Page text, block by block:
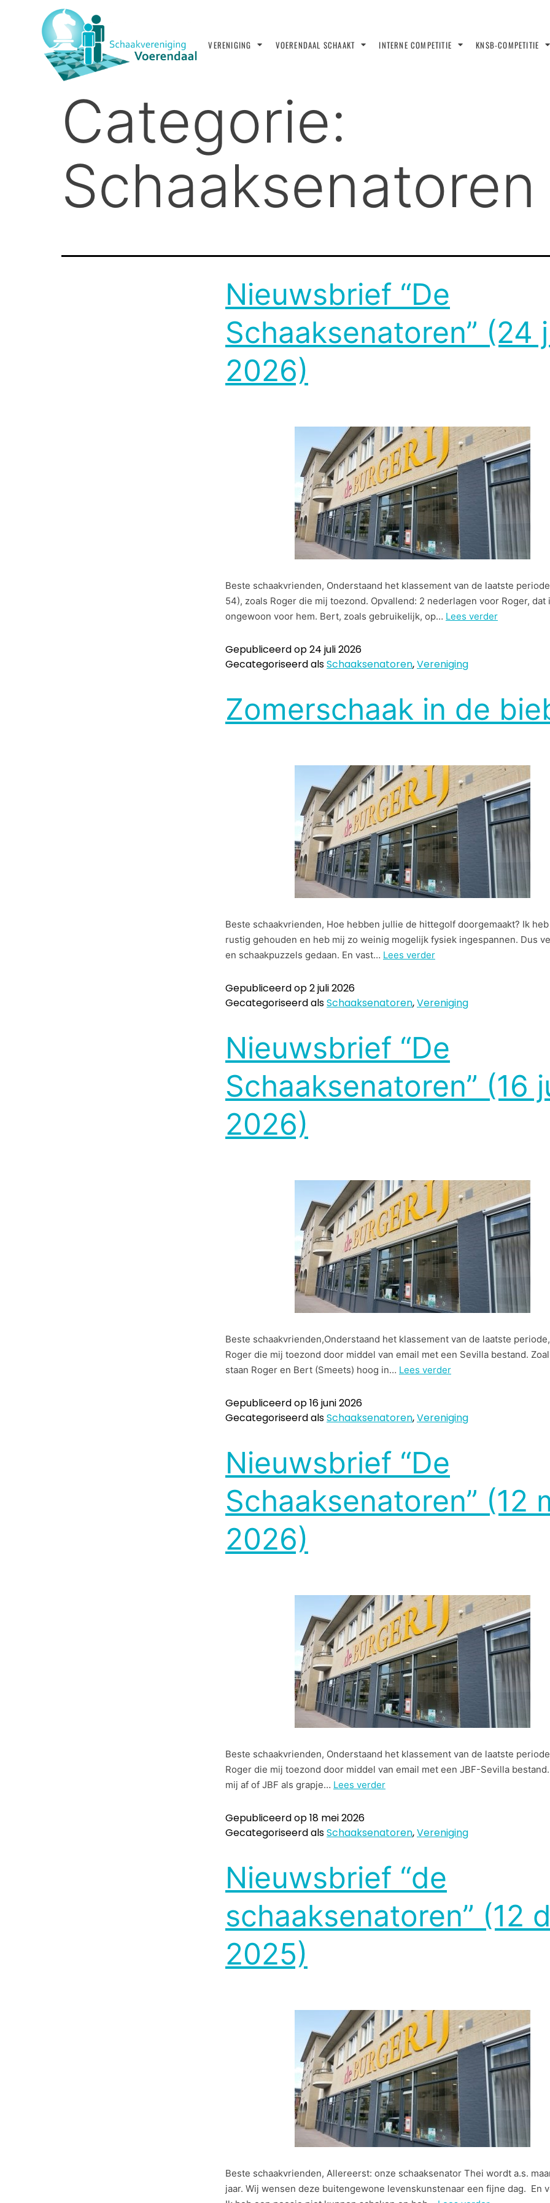
VERENIGING VOERENDAAL SCHAAKT INTERNE COMPETITIE KNSB-COMPETITIE
Categorie:
Schaaksenatoren
Nieuwsbrief “De
Schaaksenatoren” (24
2026)
Beste schaakvrienden, Onderstaand het klassement van de laatste
54), zoals Roger die mij toezond. Opvallend: 2 nederlagen voor Roger, dat
ongewoon voor hem. Bert, zoals gebruikelijk, op… Lees verder
Gepubliceerd op24 juli 2026
Gecategoriseerd alsSchaaksenatoren,Vereniging
Zomerschaak in de
Beste schaakvrienden, Hoe hebben jullie de hittegolf doorgemaakt? Ik
rustig gehouden en heb mij zo weinig mogelijk fysiek ingespannen. Dus
en schaakpuzzels gedaan. En vast… Lees verder
Gepubliceerd op2 juli 2026
Gecategoriseerd alsSchaaksenatoren,Vereniging
Nieuwsbrief “De
Schaaksenatoren” (16
2026)
Beste schaakvrienden,Onderstaand het klassement van de laatste
Roger die mij toezond door middel van email met een Sevilla bestand.
staan Roger en Bert (Smeets) hoog in… Lees verder
Gepubliceerd op16 juni 2026
Gecategoriseerd alsSchaaksenatoren,Vereniging
Nieuwsbrief “De
Schaaksenatoren” (12
2026)
Beste schaakvrienden, Onderstaand het klassement van de laatste
Roger die mij toezond door middel van email met een JBF-Sevilla
mij af of JBF als grapje… Lees verder
Gepubliceerd op18 mei 2026
Gecategoriseerd alsSchaaksenatoren,Vereniging
Nieuwsbrief “de
schaaksenatoren” (12
2025)
Beste schaakvrienden, Allereerst: onze schaaksenator Thei wordt a.s.
jaar. Wij wensen deze buitengewone levenskunstenaar een fijne dag. En